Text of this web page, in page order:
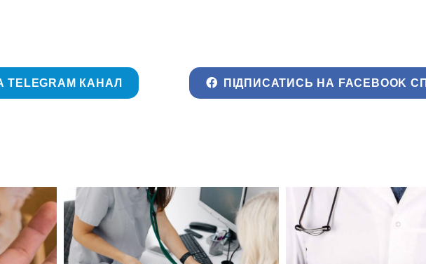
КАНАЛ ПІДПИСАТИСЬ НА FACEBOOK